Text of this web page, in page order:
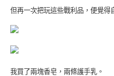
但再一次把玩這些戰利品，便覺得
我買了兩塊香皂，兩條護手乳。